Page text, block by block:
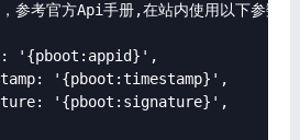
方Api手册,在站内使用以下参数会